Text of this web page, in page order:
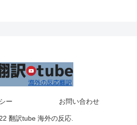
ー お問い合わせ
翻訳tube 海外の反応.